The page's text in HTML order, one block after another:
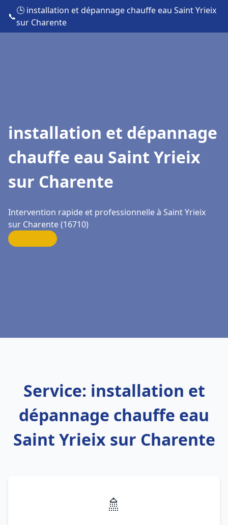
📞
🕒 installation et dépannage chauffe eau Saint Yrieix
sur Charente
installation et dépannage
chauffe eau Saint Yrieix
sur Charente
Intervention rapide et professionnelle à Saint Yrieix
sur Charente (16710)
Service: installation et
dépannage chauffe eau
Saint Yrieix sur Charente
🚿